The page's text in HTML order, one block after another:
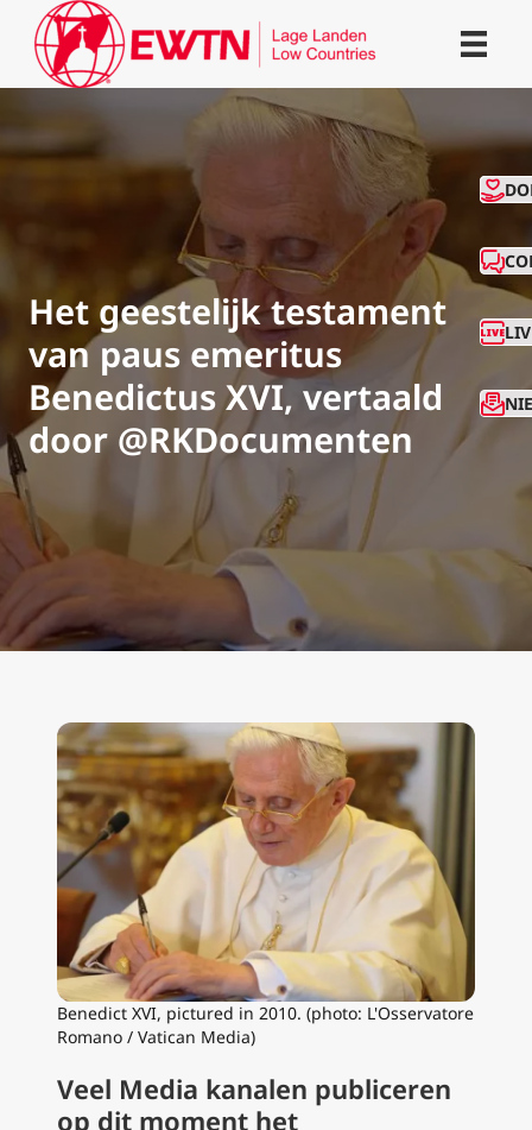
Het geestelijk testament
van paus emeritus
Benedictus XVI, vertaald
door @RKDocumenten
Benedict XVI, pictured in 2010. (photo: L'Osservatore
Romano / Vatican Media)
Veel Media kanalen publiceren
op dit moment het